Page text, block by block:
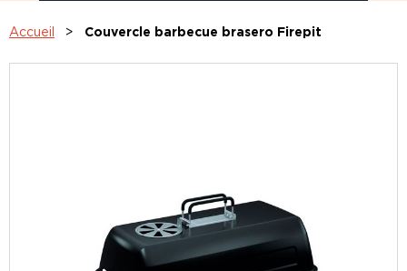
Accueil Couvercle barbecue brasero Firepit